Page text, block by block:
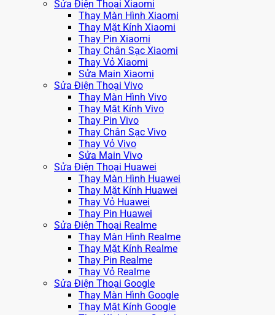
Sửa Điện Thoại Xiaomi
Thay Màn Hình Xiaomi
Thay Mặt Kính Xiaomi
Thay Pin Xiaomi
Thay Chân Sạc Xiaomi
Thay Vỏ Xiaomi
Sửa Main Xiaomi
Sửa Điện Thoại Vivo
Thay Màn Hình Vivo
Thay Mặt Kính Vivo
Thay Pin Vivo
Thay Chân Sạc Vivo
Thay Vỏ Vivo
Sửa Main Vivo
Sửa Điện Thoại Huawei
Thay Màn Hình Huawei
Thay Mặt Kính Huawei
Thay Vỏ Huawei
Thay Pin Huawei
Sửa Điện Thoại Realme
Thay Màn Hình Realme
Thay Mặt Kính Realme
Thay Pin Realme
Thay Vỏ Realme
Sửa Điện Thoại Google
Thay Màn Hình Google
Thay Mặt Kính Google